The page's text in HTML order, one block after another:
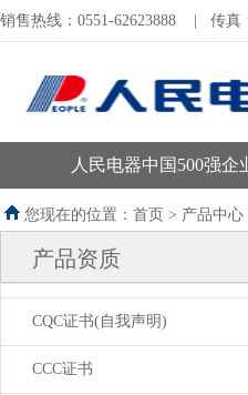
销售热线：0551-62623888 传真
人民电器中国500强企
您现在的位置：首页 > 产品中心
产品资质
CQC证书(自我声明)
CCC证书